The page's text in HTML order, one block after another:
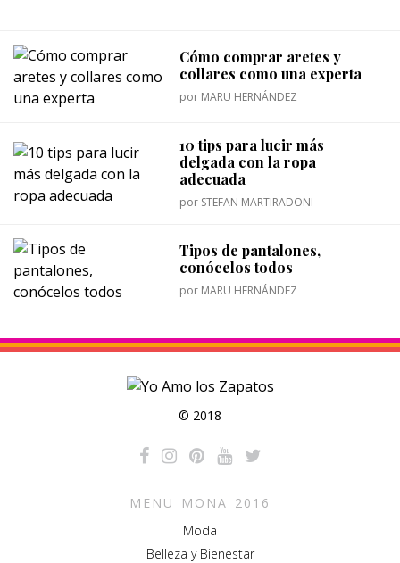
Cómo comprar aretes y
collares como una experta
por MARU HERNÁNDEZ
10 tips para lucir más
delgada con la ropa
adecuada
por STEFAN MARTIRADONI
Tipos de pantalones,
conócelos todos
por MARU HERNÁNDEZ
© 2018
MENU_MONA_2016
Moda
Belleza y Bienestar